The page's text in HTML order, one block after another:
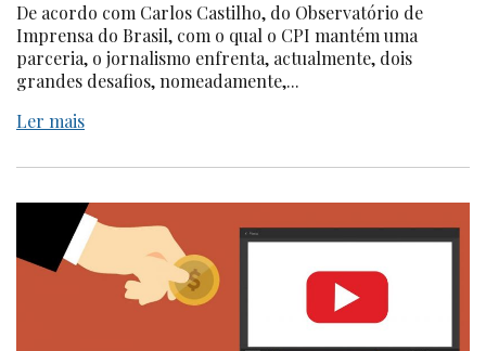
De acordo com Carlos Castilho, do Observatório de
Imprensa do Brasil, com o qual o CPI mantém uma
parceria, o jornalismo enfrenta, actualmente, dois
grandes desafios, nomeadamente,...
Ler mais